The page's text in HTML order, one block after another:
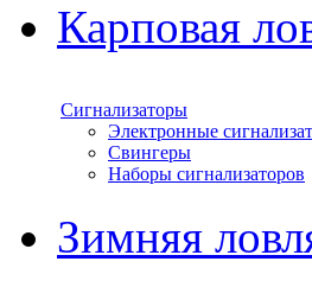
Карповая
Сигнализаторы
Электронные
Свингеры
Наборы сигнализаторов
Зимняя